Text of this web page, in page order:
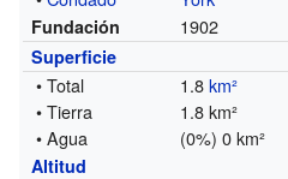
Fundación 1902
Superficie
• Total 1.8km²
• Tierra
1.8 km²
• Agua
(0%) 0 km²
Altitud